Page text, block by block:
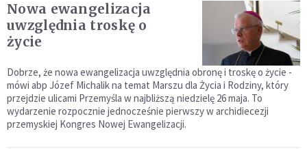
Nowa ewangelizacja
uwzględnia troskę o
życie
Dobrze, że nowa ewangelizacja uwzględnia obronę i troskę o życie -
mówi abp Józef Michalik na temat Marszu dla Życia i Rodziny, który
przejdzie ulicami Przemyśla w najbliższą niedzielę 26 maja. To
wydarzenie rozpocznie jednocześnie pierwszy w archidiecezji
przemyskiej Kongres Nowej Ewangelizacji.